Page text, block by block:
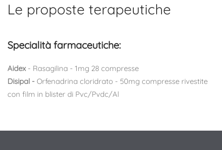
Le proposte terapeutiche
Specialità farmaceutiche:
Aidex - Rasagilina - 1mg 28 compresse
Disipal - Orfenadrina cloridrato - 50mg compresse rivestite
con film in blister di Pvc/Pvdc/Al